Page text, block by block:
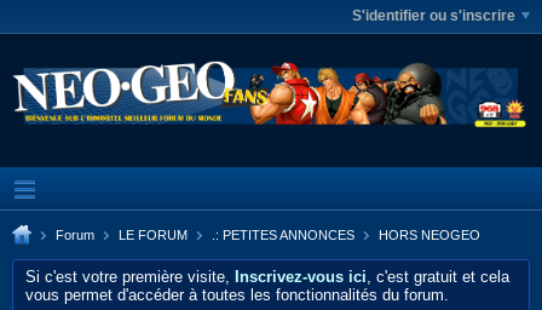
S'identifier ou s'inscrire
Forum LE FORUM .: PETITES ANNONCES HORS NEOGEO
Si c'est votre première visite, Inscrivez-vous ici, c'est gratuit et cela
vous permet d'accéder à toutes les fonctionnalités du forum.